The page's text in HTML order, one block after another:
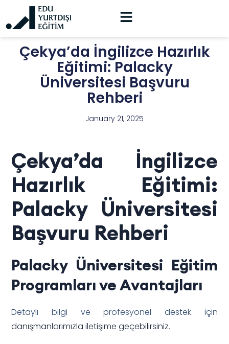
Çekya’da İngilizce Hazırlık
Eğitimi: Palacky
Üniversitesi Başvuru
Rehberi
January 21, 2025
Çekya’da İngilizce
Hazırlık Eğitimi:
Palacky Üniversitesi
Başvuru Rehberi
Palacky Üniversitesi Eğitim
Programları ve Avantajları
Detaylı bilgi ve profesyonel destek için
danışmanlarımızla iletişime geçebilirsiniz.